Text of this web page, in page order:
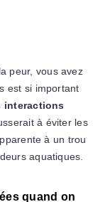
peur, vous avez
est si important
interactions
à éviter les
à un trou
aquatiques.
quand on